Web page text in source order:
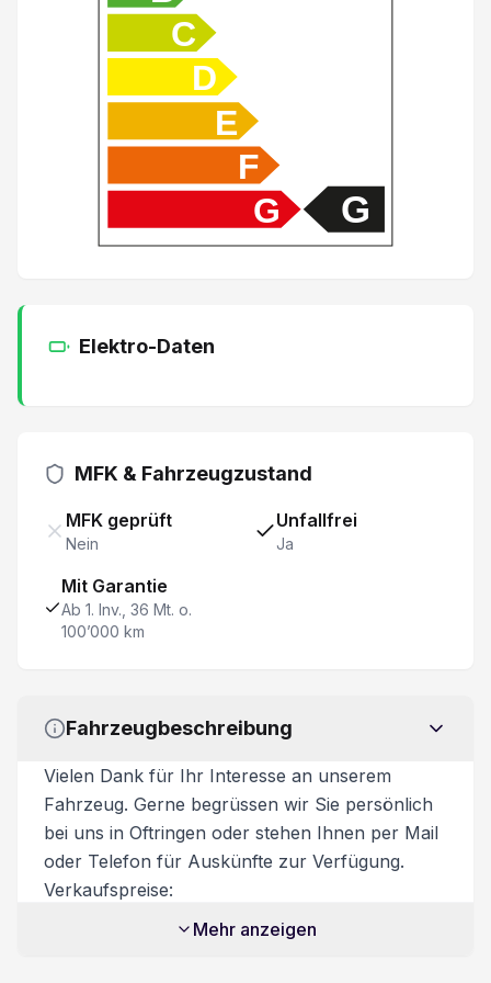
Toter-Winkel-Warnsystem
Lenkradheizung
Elektr. Lendenwirbelstütze Fahrersitz
Lederlenkrad
Innenspiegel automatisch abblendbar
Apple Car Play/ Android Auto
Keine Gewähr auf die Angaben der Serienausstattung
Stop + Start System
Elektrische Fensterheber vorne + hinten
Center Airbag vorne
C
D
E
F
G
G
Elektro-Daten
MFK & Fahrzeugzustand
MFK geprüft
Nein
Unfallfrei
Ja
Mit Garantie
Ab 1. Inv., 36 Mt. o.
100’000 km
Fahrzeugbeschreibung
Vielen Dank für Ihr Interesse an unserem
Fahrzeug. Gerne begrüssen wir Sie persönlich
bei uns in Oftringen oder stehen Ihnen per Mail
oder Telefon für Auskünfte zur Verfügung.
Verkaufspreise:
Unsere Verkaufspreise sind inkl. 8.1%
Mehr anzeigen